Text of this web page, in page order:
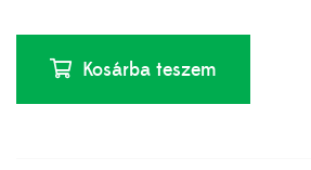
Kosárba teszem